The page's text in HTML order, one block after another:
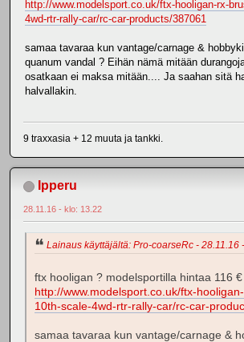
http://www.modelsport.co.uk/ftx-hooligan-rx-
4wd-rtr-rally-car/rc-car-products/387061
samaa tavaraa kun vantage/carnage &
quanum vandal ? Eihän nämä mitään
osatkaan ei maksa mitään.... Ja saahan sitä
halvallakin.
9 traxxasia + 12 muuta ja tankki.
Ipperu
28.11.16 - klo: 13.22
Lainaus käyttäjältä: Pro-coarseRc - 28.11.16
ftx hooligan ? modelsportilla hintaa 116 €
http://www.modelsport.co.uk/ftx-
10th-scale-4wd-rtr-rally-car/rc-car-
samaa tavaraa kun vantage/carnage &